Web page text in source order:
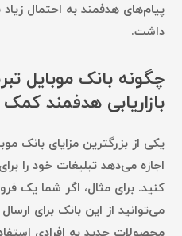
پیام‌های هدفمند به احتمال زیاد
داشت.
چگونه بانک موبایل
بازاریابی هدفمند
یکی از بزرگترین مزایای بانک
اجازه می‌دهد تبلیغات خود را
کنید. برای مثال، اگر شما یک
می‌توانید از این بانک برای